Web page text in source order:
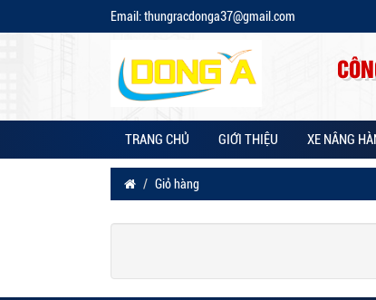
Email: thungracdonga37@gmail.com
TRANG CHỦ GIỚI THIỆU XE NÂNG
Giỏ hàng